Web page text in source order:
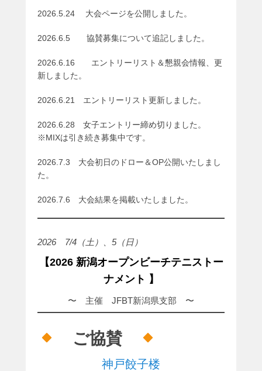
d
n
2
2
年
5
1
3
b
s
2026.5.24 大会ページを公開しました。
2026.6.5 協賛募集について追記しました。
2026.6.16 エントリーリスト＆懇親会情報、更
新しました。
2026.6.21 エントリーリスト更新しました。
2026.6.28 女子エントリー締め切りました。
※MIXは引き続き募集中です。
2026.7.3 大会初日のドロー＆OP公開いたしまし
た。
2026.7.6 大会結果を掲載いたしました。
2026 7/4（土）、5（日）
【2026 新潟オープンビーチテニストー
ナメント 】
〜 主催 JFBT新潟県支部 〜
ご協賛
神戸餃子楼